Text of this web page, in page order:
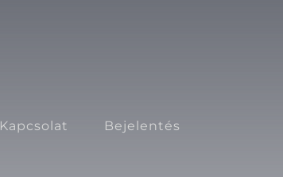
Kapcsolat Bejelentés